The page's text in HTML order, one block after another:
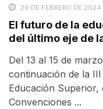
29 DE FEBRERO DE 2024
El futuro de la
del último eje de
Del 13 al 15 de
continuación de la
Educación
Convenciones ...